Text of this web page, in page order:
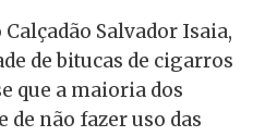
Salvador Isaia,
de bitucas de cigarros
que a maioria dos
não fazer uso das